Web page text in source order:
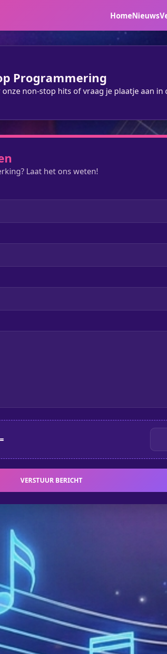
HomeNieuws
Programmering
non-stop hits of vraag je plaatje aan in
Laat het ons weten!
VERSTUUR BERICHT